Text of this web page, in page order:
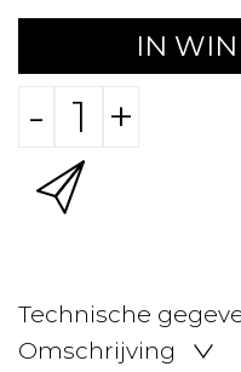
IN
- +
Technische
Omschrijving